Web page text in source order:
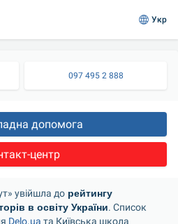
Укр
097 495 2 888
допомога
центр
увійшла до рейтингу
в освіту України. Список
Delo.ua та Київська школа